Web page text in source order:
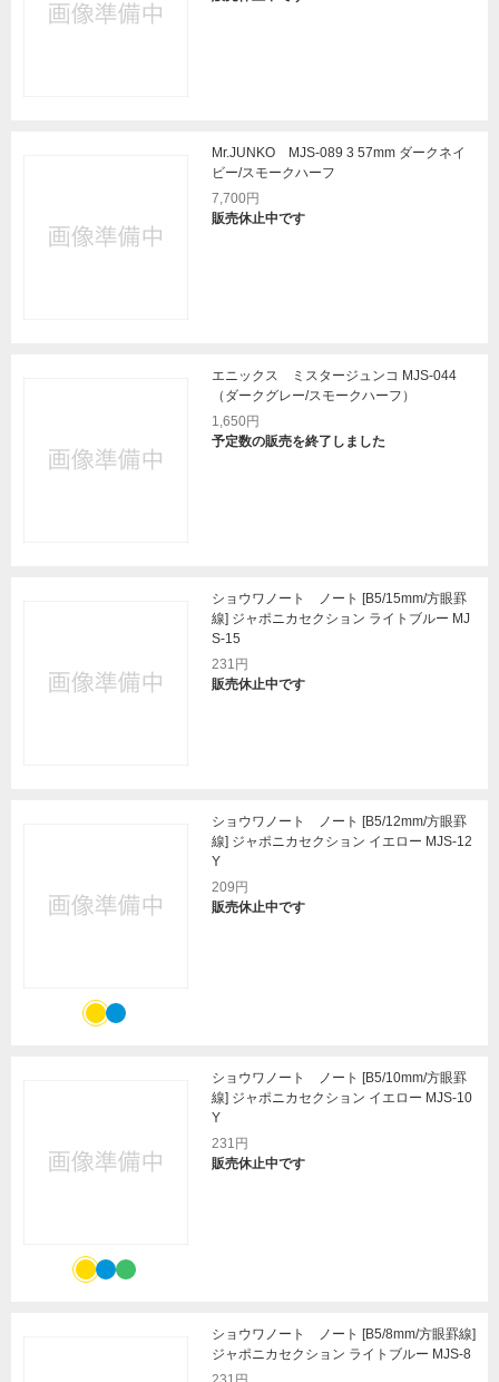
Mr.JUNKO MJS-089 3 57mm ダークネイ
ビー/スモークハーフ
7,700円
販売休止中です
エニックス ミスタージュンコ MJS-044
（ダークグレー/スモークハーフ）
1,650円
予定数の販売を終了しました
ショウワノート ノート [B5/15mm/方眼罫
線] ジャポニカセクション ライトブルー MJ
S-15
231円
販売休止中です
ショウワノート ノート [B5/12mm/方眼罫
線] ジャポニカセクション イエロー MJS-12
Y
209円
販売休止中です
ショウワノート ノート [B5/10mm/方眼罫
線] ジャポニカセクション イエロー MJS-10
Y
231円
販売休止中です
ショウワノート ノート [B5/8mm/方眼罫線]
ジャポニカセクション ライトブルー MJS-8